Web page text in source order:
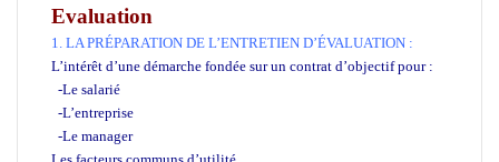
Evaluation
1. LA PRÉPARATION DE L’ENTRETIEN D’ÉVALUATION :
L’intérêt d’une démarche fondée sur un contrat d’objectif pour :
-Le salarié
-L’entreprise
-Le manager